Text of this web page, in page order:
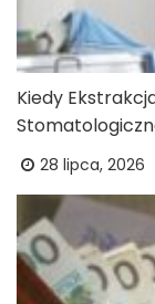
Kiedy
28 lipca, 2026